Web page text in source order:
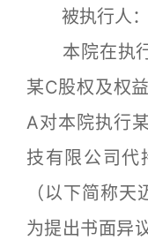
被执行人：
本院在执行
某C股权及权
A对本院执行
技有限公司代
（以下简称
为提出书面异